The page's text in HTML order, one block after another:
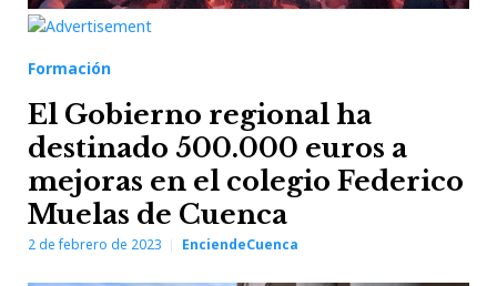
Formación
El Gobierno regional ha
destinado 500.000 euros a
mejoras en el colegio Federico
Muelas de Cuenca
2 de febrero de 2023 EnciendeCuenca